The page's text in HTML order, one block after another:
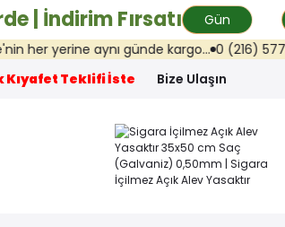
| İndirim Fırsatı Gün
yerine aynı günde kargo... 0 (216) 577 53 43
Kıyafet Teklifi İste
Bize Ulaşın